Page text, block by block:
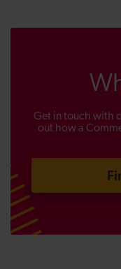
Get in touch with
out how a